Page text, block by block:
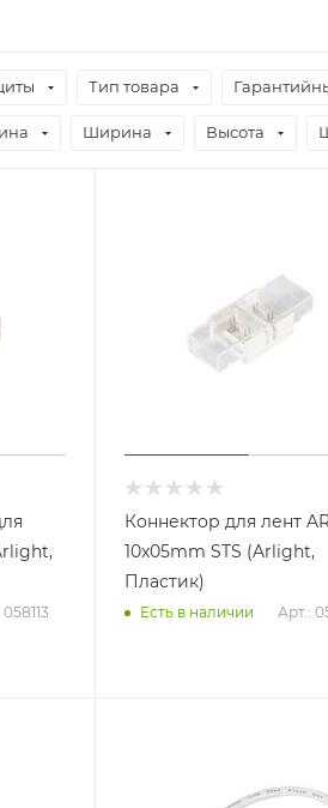
Тип товара
Ширина Высота
Коннектор для лент
10x05mm STS (Arlight,
Пластик)
Есть в наличии Арт.: